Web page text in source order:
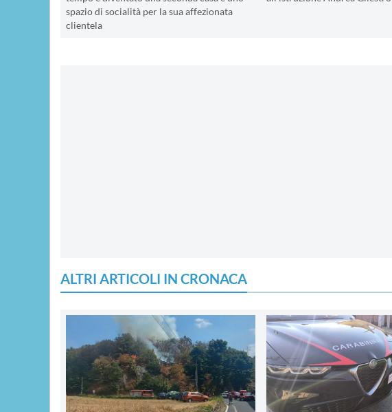
spazio di socialità per la sua affezionata
clientela
ALTRI ARTICOLI IN CRONACA